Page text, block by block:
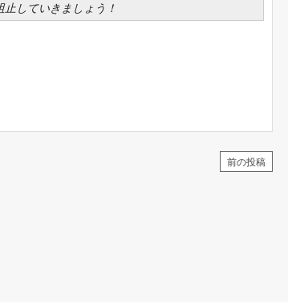
していきましょう！
前の投稿